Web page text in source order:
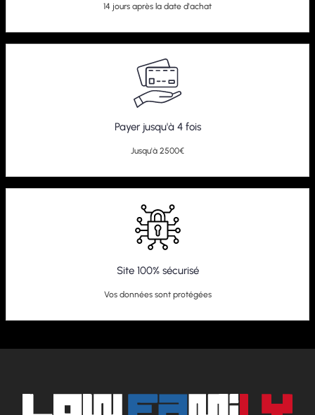
14 jours après la date d'achat
Payer jusqu'à 4 fois
Jusqu'à 2500€
Site 100% sécurisé
Vos données sont protégées